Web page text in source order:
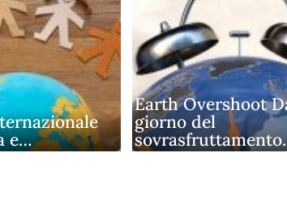
e…
Earth Overshoot
giorno del